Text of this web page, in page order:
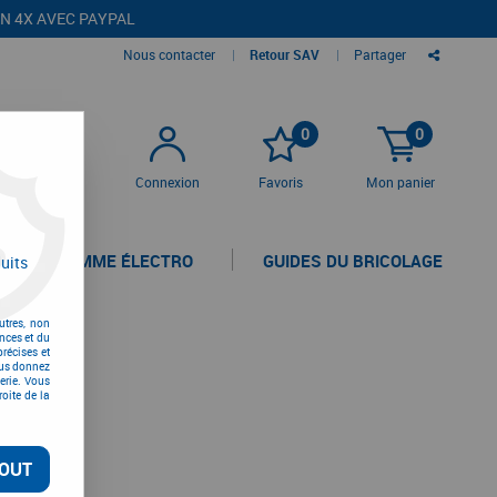
4X AVEC PAYPAL
Nous contacter | Retour SAV | Partager
Connexion
0
Favoris
0
Mon panier
LA GAMME ÉLECTRO GUIDES DU BRICOLAGE
non
et du
et
donnez
Vous
de la